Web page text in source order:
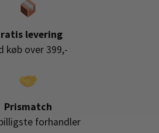
levering
køb over 399,-
Prismatch
forhandler